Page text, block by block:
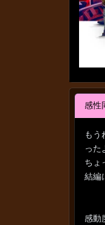
感性
もう
った
ちょ
結編
感